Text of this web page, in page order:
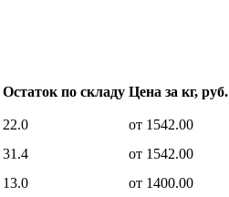
Остаток по складу Цена за кг, руб.
22.0 от 1542.00
31.4 от 1542.00
13.0 от 1400.00